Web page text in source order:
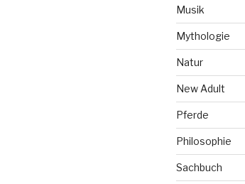
Musik
Mythologie
Natur
New Adult
Pferde
Philosophie
Sachbuch